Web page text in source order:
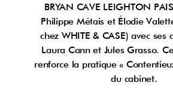
BRYAN CAVE LEIGHTON
Philippe Métais et Élodie
chez WHITE & CASE) avec ses
Laura Cann et Jules Grasso.
renforce la pratique «
du cabinet.